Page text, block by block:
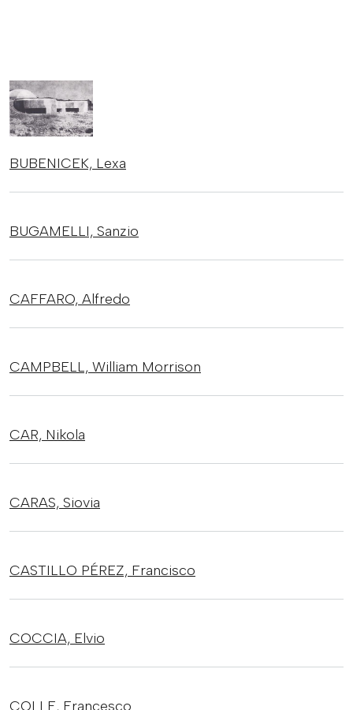
BUBENICEK, Lexa
BUGAMELLI, Sanzio
CAFFARO, Alfredo
CAMPBELL, William Morrison
CAR, Nikola
CARAS, Siovia
CASTILLO PÉREZ, Francisco
COCCIA, Elvio
COLLE, Francesco